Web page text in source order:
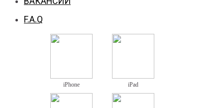
F.A.Q
iPhone iPad